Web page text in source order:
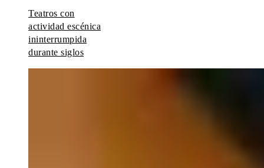
Teatros con
actividad escénica
ininterrumpida
durante siglos